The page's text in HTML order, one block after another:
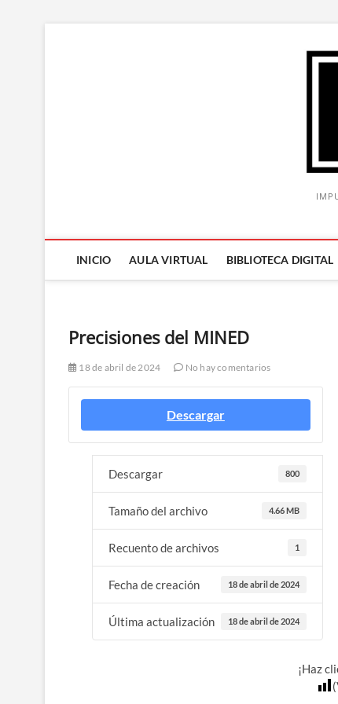
INICIO AULA VIRTUAL BIBLIOTECA DIGITAL
Precisiones del MINED
18 de abril de 2024 No hay comentarios
Descargar
Descargar 800
Tamaño del archivo 4.66 MB
Recuento de archivos 1
Fecha de creación 18 de abril de 2024
Última actualización 18 de abril de 2024
¡Haz